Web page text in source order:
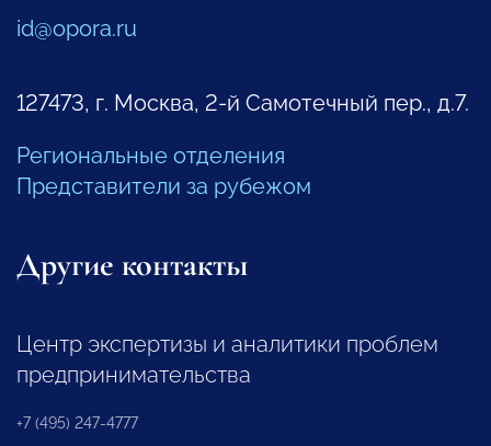
id@opora.ru
127473, г. Москва, 2-й Самотечный пер., д.7.
Региональные отделения
Представители за рубежом
Другие контакты
Центр экспертизы и аналитики проблем
предпринимательства
+7 (495) 247-4777